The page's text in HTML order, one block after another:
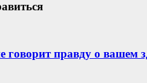
правду о вашем